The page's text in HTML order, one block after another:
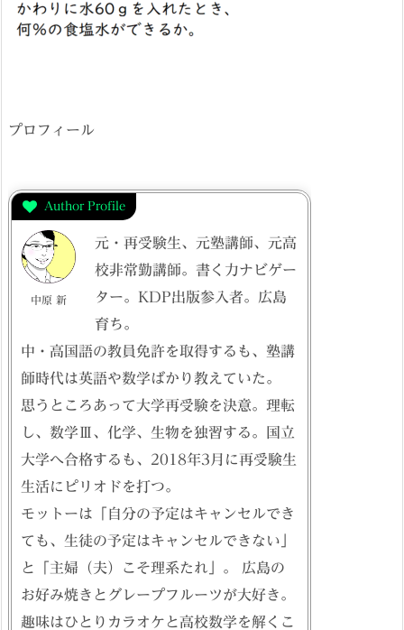
プロフィール
Author Profile
中原 新
元・再受験生、元塾講師、元高
校非常勤講師。書く力ナビゲー
ター。KDP出版参入者。広島
育ち。
中・高国語の教員免許を取得するも、塾講
師時代は英語や数学ばかり教えていた。
思うところあって大学再受験を決意。理転
し、数学Ⅲ、化学、生物を独習する。国立
大学へ合格するも、2018年3月に再受験生
生活にピリオドを打つ。
モットーは「自分の予定はキャンセルでき
ても、生徒の予定はキャンセルできない」
と「主婦（夫）こそ理系たれ」。 広島の
お好み焼きとグレープフルーツが大好き。
趣味はひとりカラオケと高校数学を解くこ